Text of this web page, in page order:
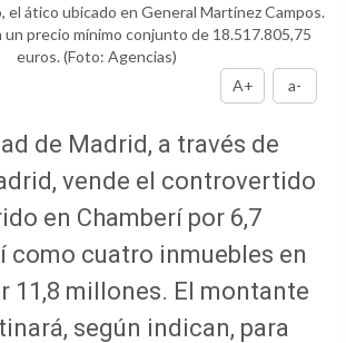
el ático ubicado en General Martínez Campos.
un precio mínimo conjunto de 18.517.805,75
euros.(Foto: Agencias)
A+
a-
de Madrid, a través de
vende el controvertido
en Chamberí por 6,7
como cuatro inmuebles en
11,8 millones. El montante
según indican, para